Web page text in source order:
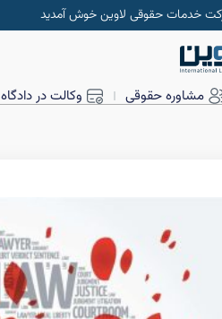
خدمات حقوقی لاوین خوش آمدید
مشاوره حقوقی وکالت در دادگاه